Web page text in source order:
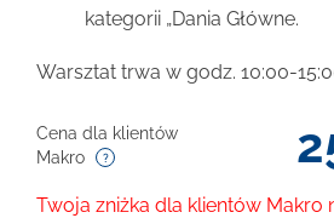
Cena dla klientów
Makro
Twoja zniżka dla klientów Makro
kategorii „Dania Główne.
Warsztat trwa w godz. 10:00-